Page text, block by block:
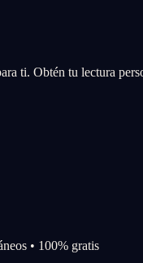
ti. Obtén tu lectura
• 100% gratis